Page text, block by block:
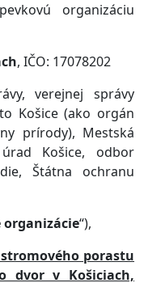
organizáciu
, IČO: 17078202
verejnej správy
Košice (ako orgán
prírody), Mestská
Košice, odbor
Štátna ochranu
“),
porastu
dvor v Košiciach,